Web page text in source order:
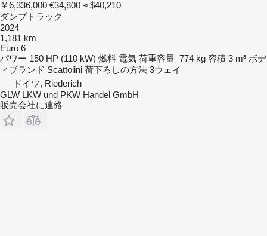
￥6,336,000 €34,800 ≈ $40,210
ダンプトラック
2024
1,181 km
Euro 6
パワー 150 HP (110 kW) 燃料 電気 荷重容量 774 kg 容積 3 m³ ボデ
ィブランド Scattolini 荷下ろしの方法 3ウェイ
ドイツ, Riederich
GLW LKW und PKW Handel GmbH
販売会社に連絡